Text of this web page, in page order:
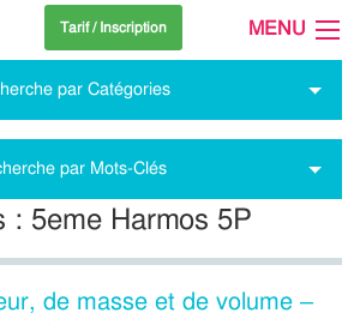
Tarif / Inscription MENU
par Catégories
par Mots-Clés
: 5eme Harmos 5P
de masse et de volume –